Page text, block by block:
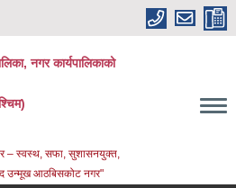
नगर कार्यपालिकाको
– स्वस्थ, सफा, सुशासनयुक्त,
उन्मूख आठबिसकोट नगर"